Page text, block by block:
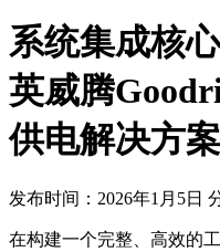
系统集成核
英威腾
供电解决方案
发布时间：2026年1月5日
在构建一个完整、高效的